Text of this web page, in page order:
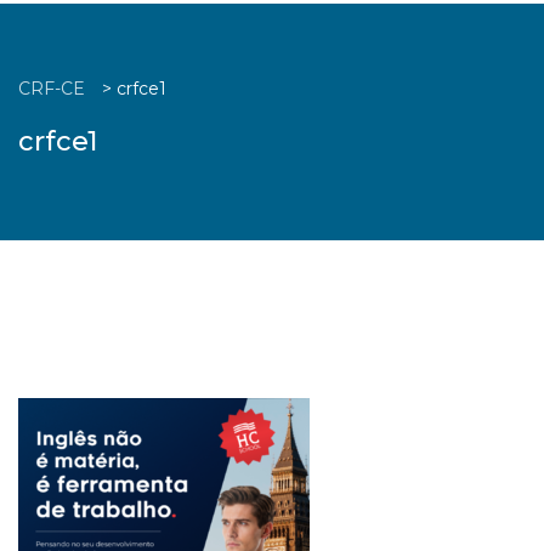
CRF-CE > crfce1
crfce1